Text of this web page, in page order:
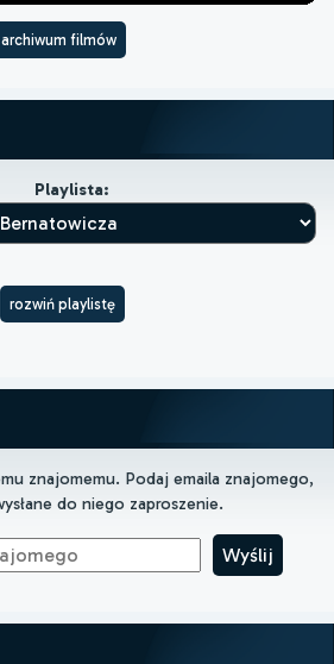
archiwum filmów
Playlista:
rozwiń playlistę
znajomemu. Podaj emaila znajomego,
do niego zaproszenie.